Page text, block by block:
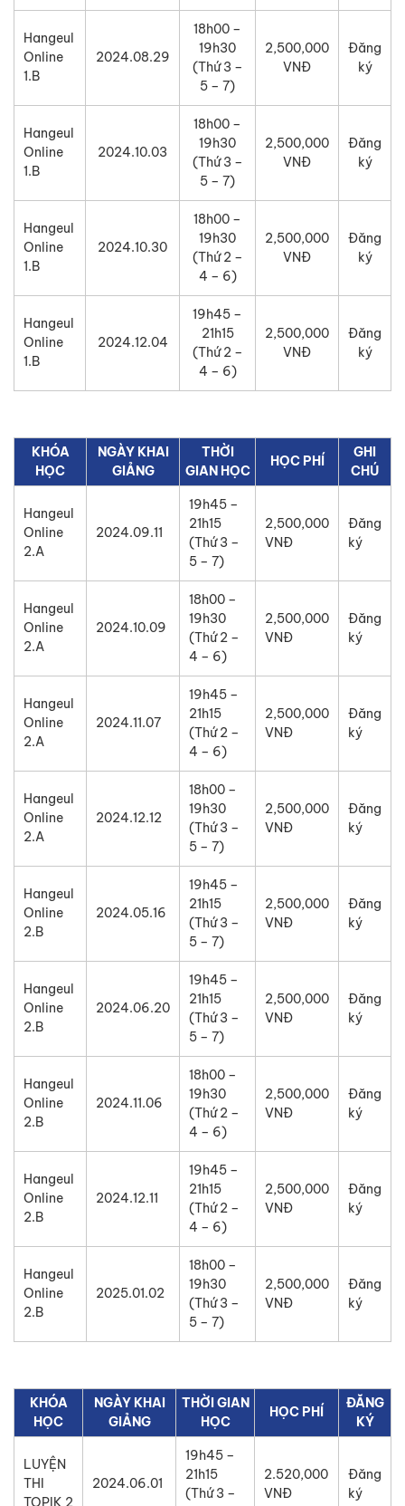
Hangeul
Online
1.B
2024.08.29
18h00 –
19h30
(Thứ 3 –
5 – 7)
2,500,000
VNĐ
Đăng
ký
Hangeul
Online
1.B
2024.10.03
18h00 –
19h30
(Thứ 3 –
5 – 7)
2,500,000
VNĐ
Đăng
ký
Hangeul
Online
1.B
2024.10.30
18h00 –
19h30
(Thứ 2 –
4 – 6)
2,500,000
VNĐ
Đăng
ký
Hangeul
Online
1.B
2024.12.04
19h45 –
21h15
(Thứ 2 –
4 – 6)
2,500,000
VNĐ
Đăng
ký
KHÓA
HỌC
NGÀY KHAI
GIẢNG
THỜI
GIAN HỌC
HỌC PHÍ
GHI
CHÚ
Hangeul
Online
2.A
2024.09.11
19h45 –
21h15
(Thứ 3 –
5 – 7)
2,500,000
VNĐ
Đăng
ký
Hangeul
Online
2.A
2024.10.09
18h00 –
19h30
(Thứ 2 –
4 – 6)
2,500,000
VNĐ
Đăng
ký
Hangeul
Online
2.A
2024.11.07
19h45 –
21h15
(Thứ 2 –
4 – 6)
2,500,000
VNĐ
Đăng
ký
Hangeul
Online
2.A
2024.12.12
18h00 –
19h30
(Thứ 3 –
5 – 7)
2,500,000
VNĐ
Đăng
ký
Hangeul
Online
2.B
2024.05.16
19h45 –
21h15
(Thứ 3 –
5 – 7)
2,500,000
VNĐ
Đăng
ký
Hangeul
Online
2.B
2024.06.20
19h45 –
21h15
(Thứ 3 –
5 – 7)
2,500,000
VNĐ
Đăng
ký
Hangeul
Online
2.B
2024.11.06
18h00 –
19h30
(Thứ 2 –
4 – 6)
2,500,000
VNĐ
Đăng
ký
Hangeul
Online
2.B
2024.12.11
19h45 –
21h15
(Thứ 2 –
4 – 6)
2,500,000
VNĐ
Đăng
ký
Hangeul
Online
2.B
2025.01.02
18h00 –
19h30
(Thứ 3 –
5 – 7)
2,500,000
VNĐ
Đăng
ký
KHÓA
HỌC
NGÀY KHAI
GIẢNG
THỜI GIAN
HỌC
HỌC PHÍ
ĐĂNG
KÝ
LUYỆN
THI
TOPIK 2
2024.06.01
19h45 –
21h15
(Thứ 3 –
2.520,000
VNĐ
Đăng
ký